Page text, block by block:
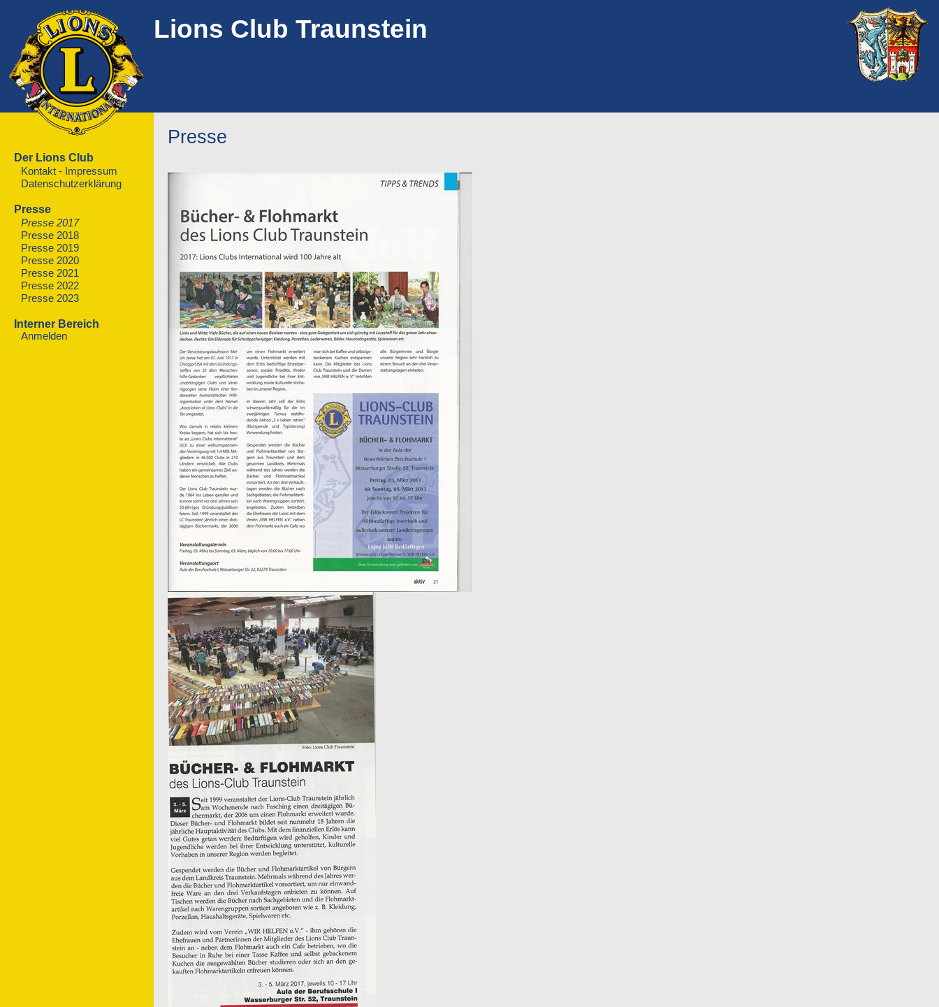
Lions Club Traunstein
Der Lions Club
Kontakt - Impressum
Datenschutzerklärung
Presse
Presse 2017
Presse 2018
Presse 2019
Presse 2020
Presse 2021
Presse 2022
Presse 2023
Interner Bereich
Anmelden
Presse